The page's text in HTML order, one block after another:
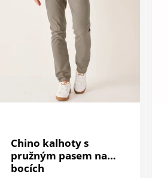
Chino kalhoty s
pružným pasem na
bocích